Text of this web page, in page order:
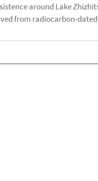
around Lake
from radiocarbon-